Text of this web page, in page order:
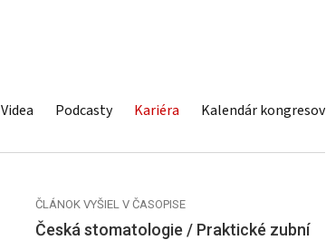
Videa Podcasty Kariéra Kalendár kongresov
ČLÁNOK VYŠIEL V ČASOPISE
Česká stomatologie / Praktické zubní